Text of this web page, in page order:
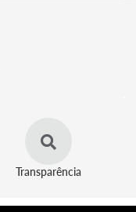
Transparência